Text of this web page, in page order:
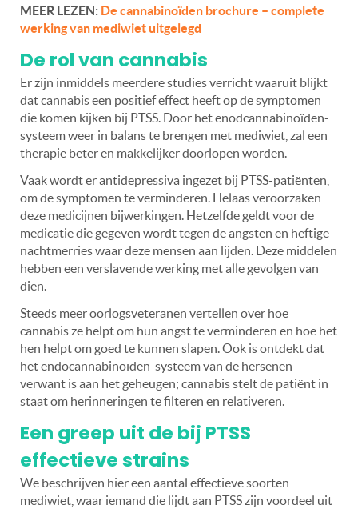
MEER LEZEN: De cannabinoïden brochure – complete
werking van mediwiet uitgelegd
De rol van cannabis
Er zijn inmiddels meerdere studies verricht waaruit blijkt
dat cannabis een positief effect heeft op de symptomen
die komen kijken bij PTSS. Door het enodcannabinoïden-
systeem weer in balans te brengen met mediwiet, zal een
therapie beter en makkelijker doorlopen worden.
Vaak wordt er antidepressiva ingezet bij PTSS-patiënten,
om de symptomen te verminderen. Helaas veroorzaken
deze medicijnen bijwerkingen. Hetzelfde geldt voor de
medicatie die gegeven wordt tegen de angsten en heftige
nachtmerries waar deze mensen aan lijden. Deze middelen
hebben een verslavende werking met alle gevolgen van
dien.
Steeds meer oorlogsveteranen vertellen over hoe
cannabis ze helpt om hun angst te verminderen en hoe het
hen helpt om goed te kunnen slapen. Ook is ontdekt dat
het endocannabinoïden-systeem van de hersenen
verwant is aan het geheugen; cannabis stelt de patiënt in
staat om herinneringen te filteren en relativeren.
Een greep uit de bij PTSS
effectieve strains
We beschrijven hier een aantal effectieve soorten
mediwiet, waar iemand die lijdt aan PTSS zijn voordeel uit